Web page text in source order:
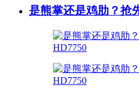
是熊掌还是鸡肋？抢